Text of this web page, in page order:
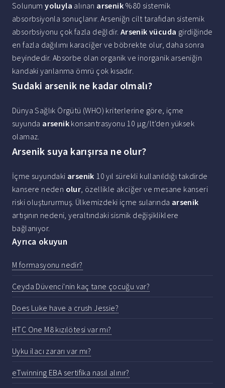
Solunumyoluyla alınan arsenik %80 sistemik
absorbsiyonla sonuçlanır. Arseniğn cilt tarafıdan sistemik
absorbsiyonu çok fazla değldir. Arsenik vücuda girdiğinde
en fazla dağılımı karaciğer ve böbrekte olur, daha sonra
beyindedir. Absorbe olan organik ve inorganik arseniğin
kandaki yarılanma ömrü çok kısadır.
Sudaki arsenik ne kadar olmalı?
Dünya Sağlık Örgütü (WHO) kriterlerine göre, içme
suyunda arsenik konsantrasyonu 10 μg/lt'den yüksek
olamaz.
Arsenik suya karışırsa ne olur?
İçme suyundaki arsenik 10 yıl sürekli kullanıldığı takdirde
kansere neden olur, özellikle akciğer ve mesane kanseri
riski oluştururmuş. Ülkemizdeki içme sularında arsenik
artışının nedeni, yeraltındaki sismik değişikliklere
bağlanıyor.
Ayrıca okuyun
M formasyonu nedir?
Ceyda Düvenci'nin kaç tane çocuğu var?
Does Luke have a crush Jessie?
HTC One M8 kızılötesi var mı?
Uyku ilacı zararı var mı?
eTwinning EBA sertifika nasıl alınır?